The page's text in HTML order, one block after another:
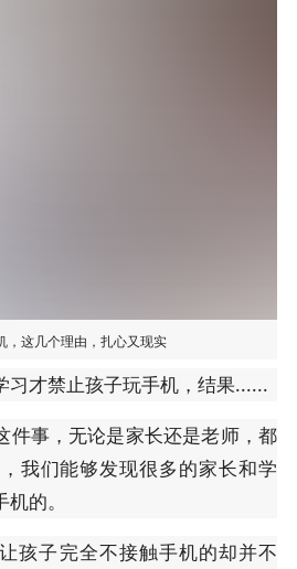
，这几个理由，扎心又现实
习才禁止孩子玩手机，结果......
件事，无论是家长还是老师，都
我们能够发现很多的家长和学
的。
孩子完全不接触手机的却并不